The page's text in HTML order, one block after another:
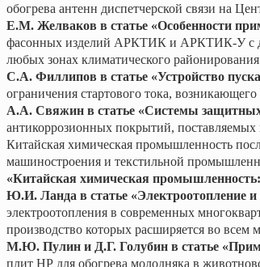
обогрева антенн диспетчерской связи на
Е.М. Желваков в статье «Особенности
фасонных изделий АРКТИК и АРКТИК-У с
любых зонах климатического
С.А. Филлипов в статье «Устройство
ограничения стартового тока,
А.А. Свяжин в статье «Системы
антикоррозионных покрытий,
Китайская химическая промышленность
машиностроения и текстильной
«Китайская химическая
Ю.И. Ланда в статье «Электроотопление
электроотопления в современных
производство которых расширяется во всем
М.Ю. Пулин и Д.Г. Голубин в статье
плит НР для обогрева молодняка в